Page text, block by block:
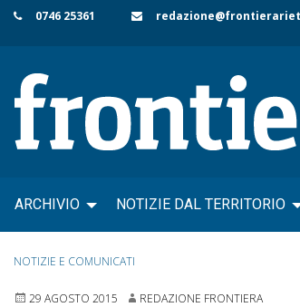
Skip
content
0746 25361
ARCHIVIO NOTIZIE DAL TERRITORIO
NOTIZIE E COMUNICATI
29 AGOSTO 2015 REDAZIONE FRONTIERA